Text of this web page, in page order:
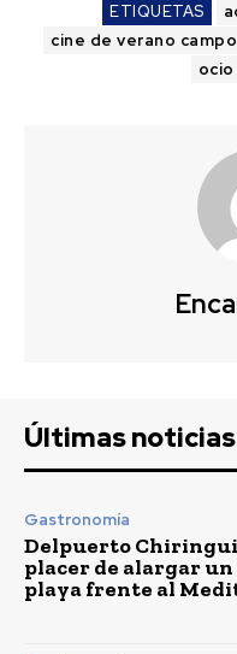
ETIQUETAS
cine de verano
Últimas noticias
Gastronomía
Delpuerto
placer de alargar un
playa frente al